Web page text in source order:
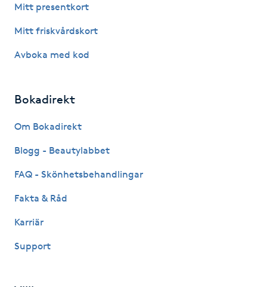
K18
Kemisk peeling
Keratinbehandling
Kinesisk medicin
Mitt presentkort
Mitt friskvårdskort
Avboka med kod
Bokadirekt
Om Bokadirekt
Blogg - Beautylabbet
FAQ - Skönhetsbehandlingar
Fakta & Råd
Karriär
Support